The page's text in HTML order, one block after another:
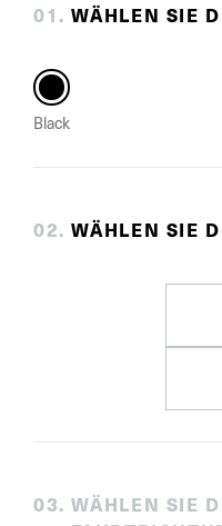
01 . WÄHLEN SIE
Black
02. WÄHLEN SIE
03. WÄHLEN SIE